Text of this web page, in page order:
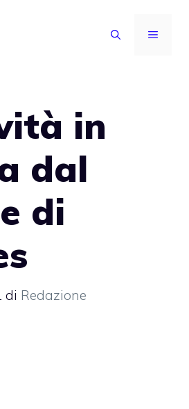
MENU
in
dal
di
di Redazione